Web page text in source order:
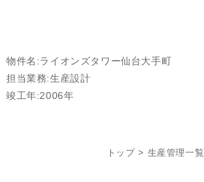
物件名:ライオンズタワー仙台大手町
担当業務:生産設計
竣工年:2006年
トップ > 生産管理一覧